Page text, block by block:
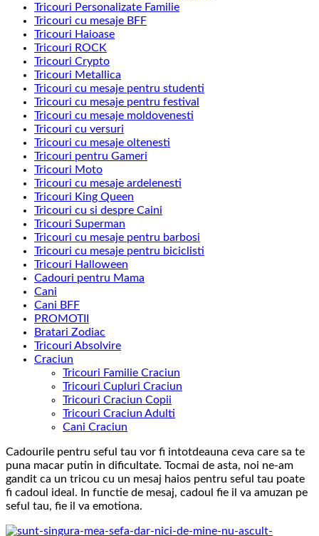
Tricouri Personalizate Familie
Tricouri cu mesaje BFF
Tricouri Haioase
Tricouri ROCK
Tricouri Crypto
Tricouri Metallica
Tricouri cu mesaje pentru studenti
Tricouri cu mesaje pentru festival
Tricouri cu mesaje moldovenesti
Tricouri cu versuri
Tricouri cu mesaje oltenesti
Tricouri pentru Gameri
Tricouri Moto
Tricouri cu mesaje ardelenesti
Tricouri King Queen
Tricouri cu si despre Caini
Tricouri Superman
Tricouri cu mesaje pentru barbosi
Tricouri cu mesaje pentru biciclisti
Tricouri Halloween
Cadouri pentru Mama
Cani
Cani BFF
PROMOTII
Bratari Zodiac
Tricouri Absolvire
Craciun
Tricouri Familie Craciun
Tricouri Cupluri Craciun
Tricouri Craciun Copii
Tricouri Craciun Adulti
Cani Craciun
Cadourile pentru seful tau vor fi intotdeauna ceva care sa te
puna macar putin in dificultate. Tocmai de asta, noi ne-am
gandit ca un tricou cu un mesaj haios pentru seful tau poate
fi cadoul ideal. In functie de mesaj, cadoul fie il va amuzan pe
seful tau, fie il va emotiona.